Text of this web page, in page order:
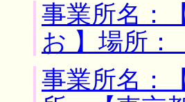
事業所名：
お 】場所：
事業所名：